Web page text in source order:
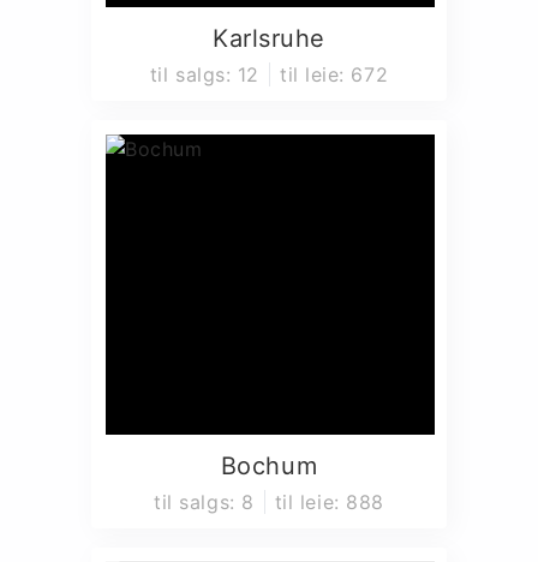
Karlsruhe
til salgs: 12 til leie: 672
Bochum
til salgs: 8 til leie: 888